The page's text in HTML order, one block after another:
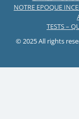
NOTRE EPOQUE
TESTS –
© 2025 All rights